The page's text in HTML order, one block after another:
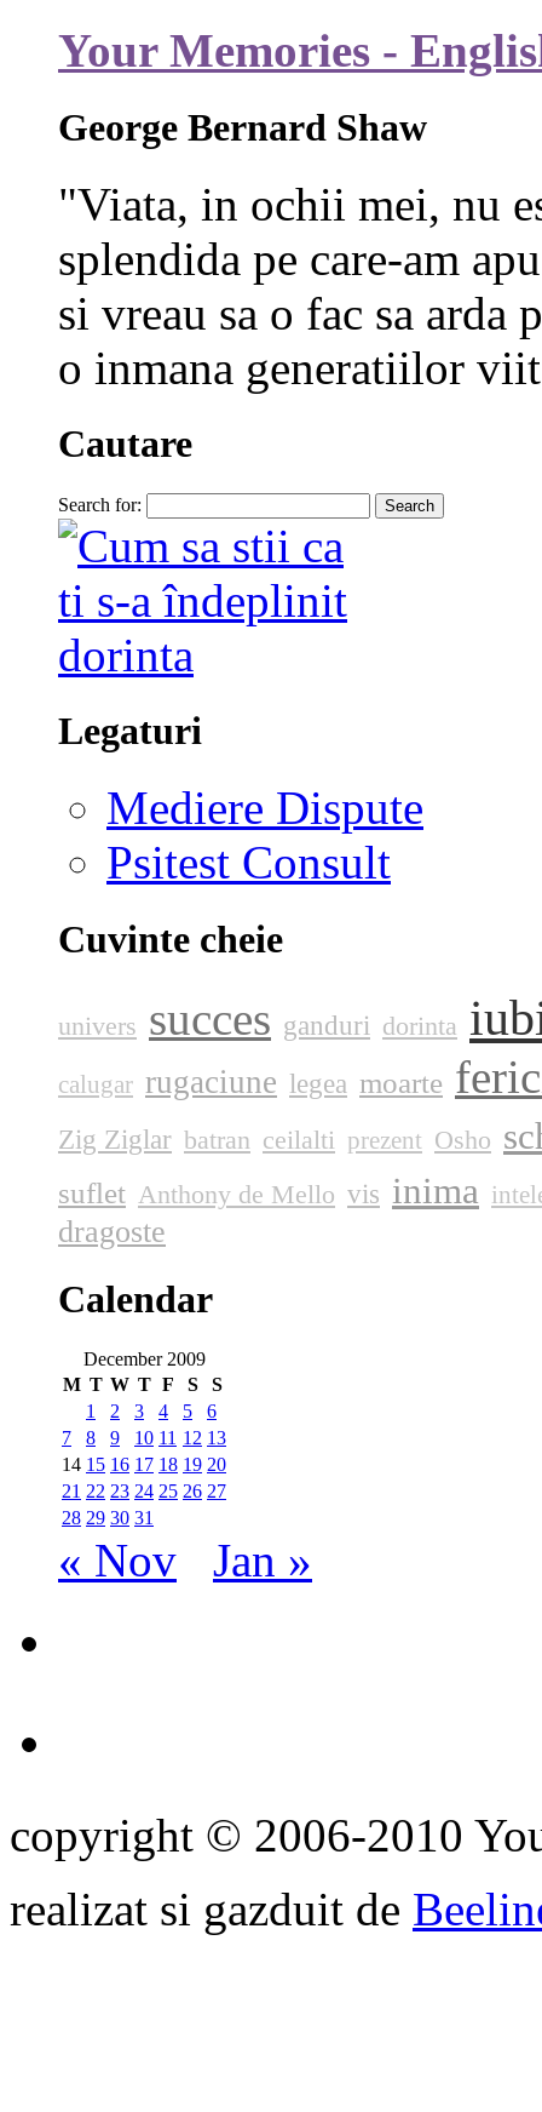
Your Memories -
George Bernard Shaw
"Viata, in ochii mei, nu
splendida pe care-am
si vreau sa o fac sa
o inmana generatiilor
Cautare
Search for:
Legaturi
Mediere Dispute
Psitest Consult
Cuvinte cheie
univers succes ganduri dorinta
calugar rugaciune legea moarte
Zig Ziglar batran ceilalti prezent Osho
suflet Anthony de Mello vis inima
dragoste
Calendar
December 2009
M T W T F S
S
1
2 3 4 5
6
7
8 9 10 11 12 13
14 15 16 17 18 19 20
21 22 23 24 25 26 27
28 29 30 31
« Nov Jan »
copyright © 2006-2010
realizat si gazduit de